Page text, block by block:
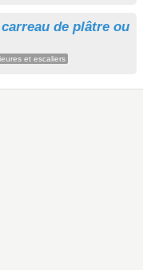
de plâtre ou
et escaliers